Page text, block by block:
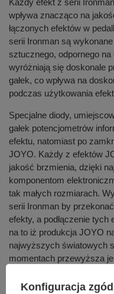
Każdy efekt z serii
wpływa znacząco na
łączonych efektów w
serii Ironman są
sztucznego, odpornego
wyróżniają się doskonale
gałek, co wpływa na
podczas użytkowania
Specjalne diody,
gałek potencjometrów
efektu, natomiast po
JOYO. Każdy z efektów
jakość brzmienia, dzięki
komponentom
tak małych rozmiarach.
serii Ironman by
efekty, a podłączenie
na to iż produkcja JOYO
najwyższych światowych
momentach przewyższa
Konfiguracja zgód